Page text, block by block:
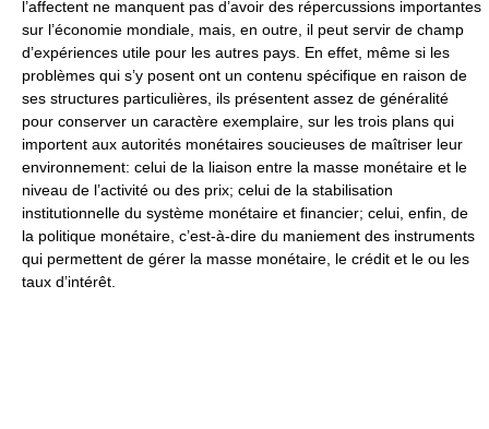
l’affectent ne manquent pas d’avoir des répercussions importantes
sur l’économie mondiale, mais, en outre, il peut servir de champ
d’expériences utile pour les autres pays. En effet, même si les
problèmes qui s’y posent ont un contenu spécifique en raison de
ses structures particulières, ils présentent assez de généralité
pour conserver un caractère exemplaire, sur les trois plans qui
importent aux autorités monétaires soucieuses de maîtriser leur
environnement: celui de la liaison entre la masse monétaire et le
niveau de l’activité ou des prix; celui de la stabilisation
institutionnelle du système monétaire et financier; celui, enfin, de
la politique monétaire, c’est-à-dire du maniement des instruments
qui permettent de gérer la masse monétaire, le crédit et le ou les
taux d’intérêt.